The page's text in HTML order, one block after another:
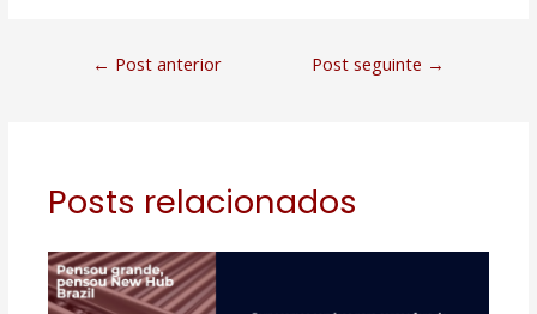
← Post anterior Post seguinte →
Posts relacionados